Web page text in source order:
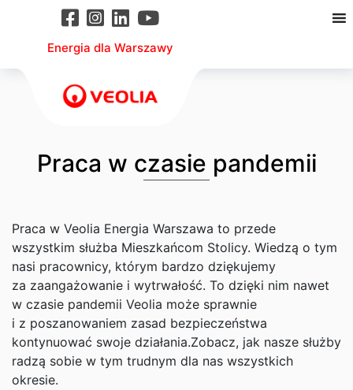
Energia dla Warszawy
Praca w czasie pandemii
Praca w Veolia Energia Warszawa to przede
wszystkim służba Mieszkańcom Stolicy. Wiedzą o tym
nasi pracownicy, którym bardzo dziękujemy
za zaangażowanie i wytrwałość. To dzięki nim nawet
w czasie pandemii Veolia może sprawnie
i z poszanowaniem zasad bezpieczeństwa
kontynuować swoje działania.Zobacz, jak nasze służby
radzą sobie w tym trudnym dla nas wszystkich
okresie.